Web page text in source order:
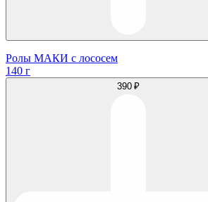
Ролы МАКИ с лососем
140 г
390 ₽